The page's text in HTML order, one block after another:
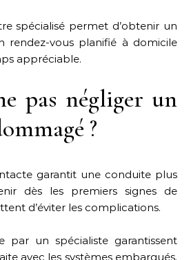
spécialisé permet d’obtenir un
rendez-vous planifié à domicile
appréciable.
pas négliger un
?
garantit une conduite plus
dès les premiers signes de
d’éviter les complications.
par un spécialiste garantissent
avec les systèmes embarqués.